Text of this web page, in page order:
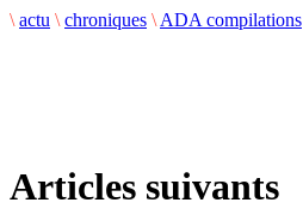
\ actu \ chroniques \ ADA compilations
Articles suivants